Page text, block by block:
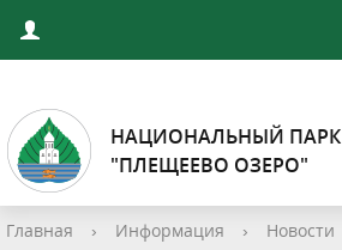
НАЦИОНАЛЬНЫЙ ПАРК
"ПЛЕЩЕЕВО ОЗЕРО"
Главная › Информация › Новости